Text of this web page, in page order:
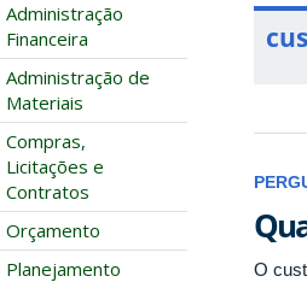
Administração
Financeira
Administração de
Materiais
Compras,
Licitações e
Contratos
Orçamento
Planejamento
O